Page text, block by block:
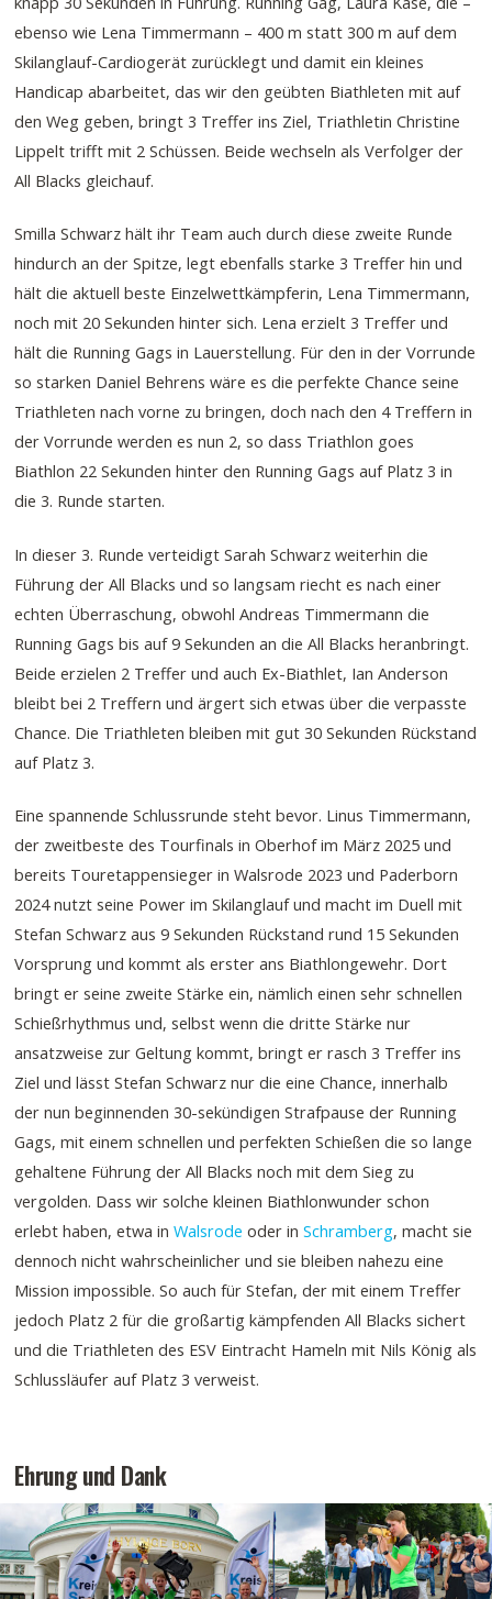
ebenso wie Lena Timmermann – 400 m statt 300 m auf dem
Skilanglauf-Cardiogerät zurücklegt und damit ein kleines
Handicap abarbeitet, das wir den geübten Biathleten mit auf
den Weg geben, bringt 3 Treffer ins Ziel, Triathletin Christine
Lippelt trifft mit 2 Schüssen. Beide wechseln als Verfolger der
All Blacks gleichauf.
Smilla Schwarz hält ihr Team auch durch diese zweite Runde
hindurch an der Spitze, legt ebenfalls starke 3 Treffer hin und
hält die aktuell beste Einzelwettkämpferin, Lena Timmermann,
noch mit 20 Sekunden hinter sich. Lena erzielt 3 Treffer und
hält die Running Gags in Lauerstellung. Für den in der Vorrunde
so starken Daniel Behrens wäre es die perfekte Chance seine
Triathleten nach vorne zu bringen, doch nach den 4 Treffern in
der Vorrunde werden es nun 2, so dass Triathlon goes
Biathlon 22 Sekunden hinter den Running Gags auf Platz 3 in
die 3. Runde starten.
In dieser 3. Runde verteidigt Sarah Schwarz weiterhin die
Führung der All Blacks und so langsam riecht es nach einer
echten Überraschung, obwohl Andreas Timmermann die
Running Gags bis auf 9 Sekunden an die All Blacks heranbringt.
Beide erzielen 2 Treffer und auch Ex-Biathlet, Ian Anderson
bleibt bei 2 Treffern und ärgert sich etwas über die verpasste
Chance. Die Triathleten bleiben mit gut 30 Sekunden Rückstand
auf Platz 3.
Eine spannende Schlussrunde steht bevor. Linus Timmermann,
der zweitbeste des Tourfinals in Oberhof im März 2025 und
bereits Touretappensieger in Walsrode 2023 und Paderborn
2024 nutzt seine Power im Skilanglauf und macht im Duell mit
Stefan Schwarz aus 9 Sekunden Rückstand rund 15 Sekunden
Vorsprung und kommt als erster ans Biathlongewehr. Dort
bringt er seine zweite Stärke ein, nämlich einen sehr schnellen
Schießrhythmus und, selbst wenn die dritte Stärke nur
ansatzweise zur Geltung kommt, bringt er rasch 3 Treffer ins
Ziel und lässt Stefan Schwarz nur die eine Chance, innerhalb
der nun beginnenden 30-sekündigen Strafpause der Running
Gags, mit einem schnellen und perfekten Schießen die so lange
gehaltene Führung der All Blacks noch mit dem Sieg zu
vergolden. Dass wir solche kleinen Biathlonwunder schon
erlebt haben, etwa inWalsrode oder inSchramberg, macht sie
dennoch nicht wahrscheinlicher und sie bleiben nahezu eine
Mission impossible. So auch für Stefan, der mit einem Treffer
jedoch Platz 2 für die großartig kämpfenden All Blacks sichert
und die Triathleten des ESV Eintracht Hameln mit Nils König als
Schlussläufer auf Platz 3 verweist.
Ehrung und Dank